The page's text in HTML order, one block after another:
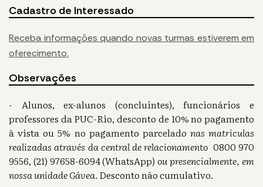
Cadastro de Interessado
Receba informações quando novas turmas estiverem em
oferecimento.
Observações
- Alunos, ex-alunos (concluintes), funcionários e
professores da PUC-Rio, desconto de 10% no pagamento
à vista ou 5% no pagamento parcelado nas matriculas
realizadas através da central de relacionamento 0800 970
9556, (21) 97658-6094 (WhatsApp)ou presencialmente, em
nossa unidade Gávea.Desconto não cumulativo.